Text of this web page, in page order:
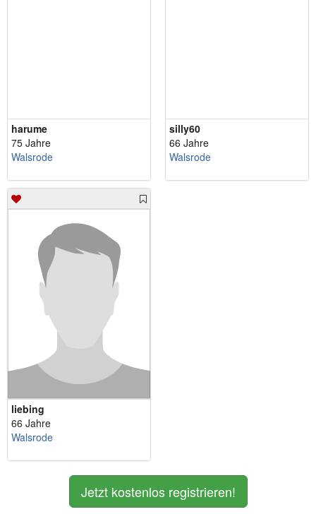
harume
75 Jahre
Walsrode
silly60
66 Jahre
Walsrode
liebing
66 Jahre
Walsrode
Jetzt kostenlos registrieren!